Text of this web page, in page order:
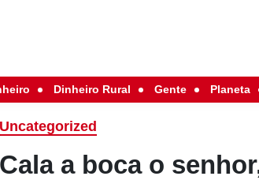
Dinheiro Rural Gente Planeta
Uncategorized
Cala a boca o